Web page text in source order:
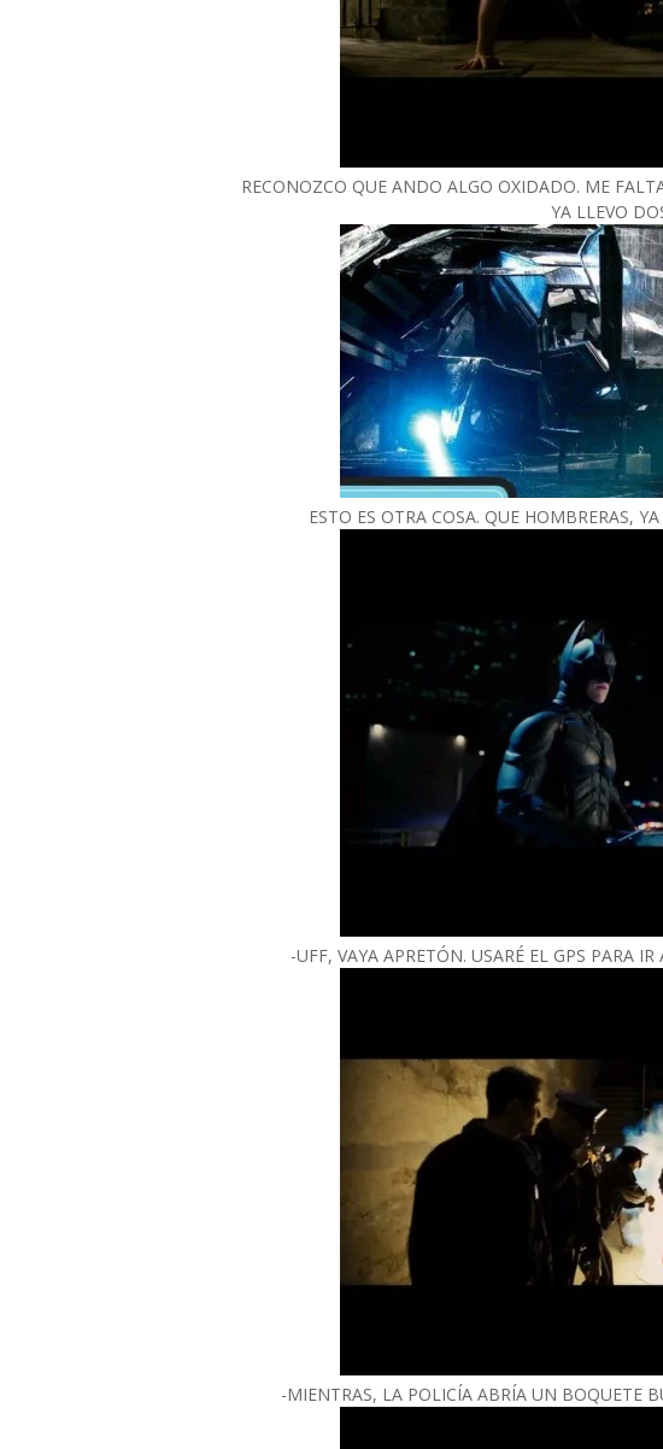
RECONOZCO QUE ANDO ALGO OXIDADO. ME
YA LLEVO
ESTO ES OTRA COSA. QUE HOMBRERAS,
-UFF, VAYA APRETÓN. USARÉ EL GPS PARA
-MIENTRAS, LA POLICÍA ABRÍA UN BOQUETE